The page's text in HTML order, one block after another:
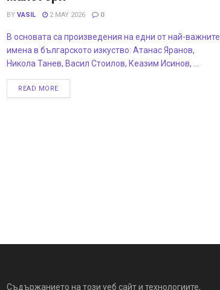
BY VASIL 2 MAY 2026 0
В основата са произведения на едни от най-важните
имена в българското изкуство: Атанас Яранов,
Никола Танев, Васил Стоилов, Кеазим Исинов, ...
READ MORE
Съдържанието на този уеб сайт и технологиите,